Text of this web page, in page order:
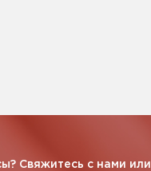
Свяжитесь с нами